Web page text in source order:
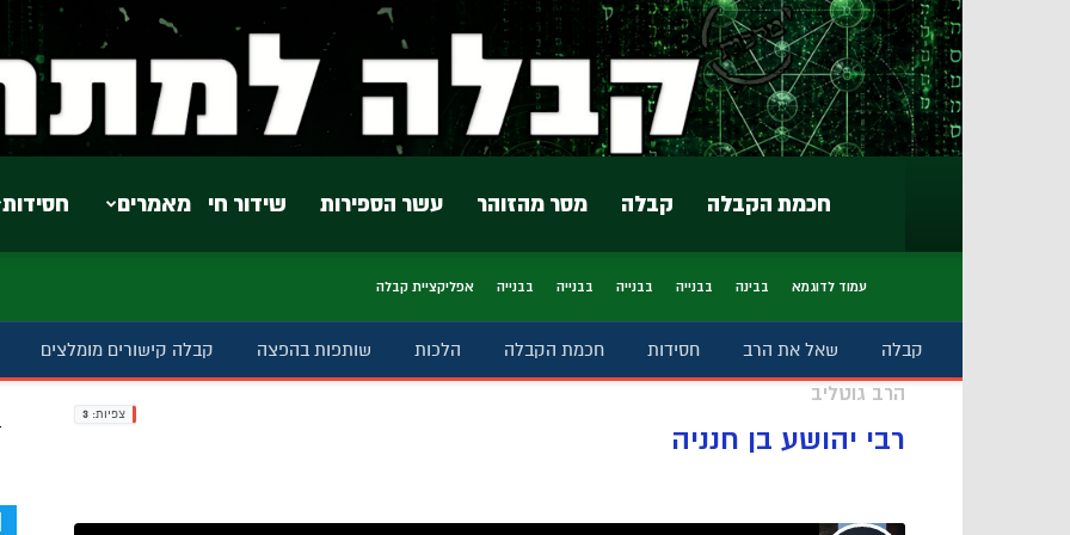
חסידות מאמרים שידור חי עשר הספירות מסר מהזוהר קבלה חכמת הקבלה
עמוד לדוגמא בבינה בבנייה בבנייה בבנייה בבנייה אפליקציית קבלה
קבלה שאל את הרב חסידות חכמת הקבלה הלכות שותפות בהפצה קבלה קישורים מומלצים
הרב גוטליב
רבי יהושע בן חנניה
צפיות: 3